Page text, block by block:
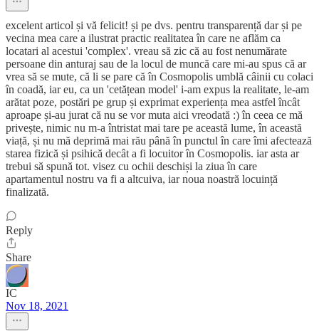
excelent articol și vă felicit! și pe dvs. pentru transparență dar și pe
vecina mea care a ilustrat practic realitatea în care ne aflăm ca
locatari al acestui 'complex'. vreau să zic că au fost nenumărate
persoane din anturaj sau de la locul de muncă care mi-au spus că ar
vrea să se mute, că li se pare că în Cosmopolis umblă câinii cu colaci
în coadă, iar eu, ca un 'cetățean model' i-am expus la realitate, le-am
arătat poze, postări pe grup și exprimat experiența mea astfel încât
aproape și-au jurat că nu se vor muta aici vreodată :) în ceea ce mă
privește, nimic nu m-a întristat mai tare pe această lume, în această
viață, și nu mă deprimă mai rău până în punctul în care îmi afectează
starea fizică și psihică decât a fi locuitor în Cosmopolis. iar asta ar
trebui să spună tot. visez cu ochii deschiși la ziua în care
apartamentul nostru va fi a altcuiva, iar noua noastră locuință
finalizată.
Reply
Share
IC
Nov 18, 2021